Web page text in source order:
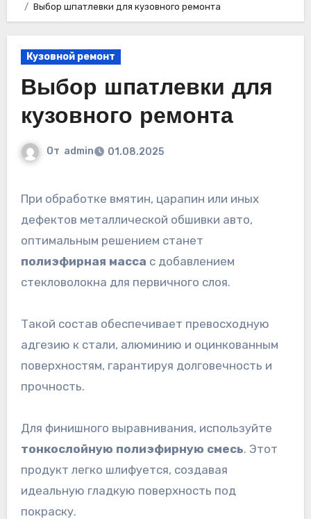
Выбор шпатлевки для кузовного ремонта
Кузовной ремонт
Выбор шпатлевки для
кузовного ремонта
От admin 01.08.2025
При обработке вмятин, царапин или иных
дефектов металлической обшивки авто,
оптимальным решением станет
полиэфирная масса с добавлением
стекловолокна для первичного слоя.
Такой состав обеспечивает превосходную
адгезию к стали, алюминию и оцинкованным
поверхностям, гарантируя долговечность и
прочность.
Для финишного выравнивания, используйте
тонкослойную полиэфирную смесь. Этот
продукт легко шлифуется, создавая
идеальную гладкую поверхность под
покраску.